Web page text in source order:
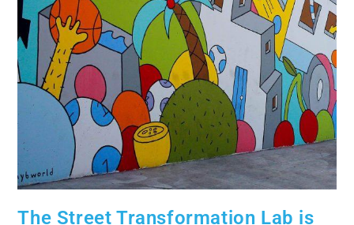
The Street Transformation Lab is